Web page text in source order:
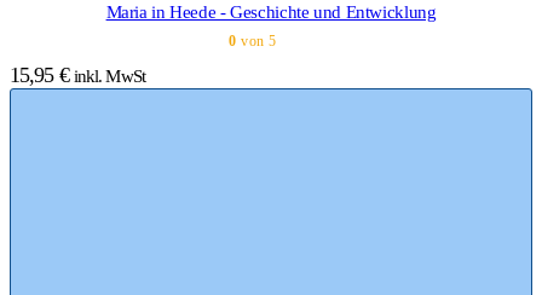
Maria in Heede - Geschichte und Entwicklung
0 von 5
15,95 € inkl. MwSt